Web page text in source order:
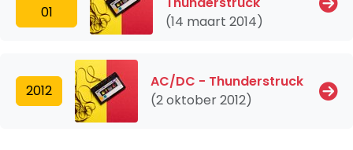
01
(14 maart 2014)
2012
AC/DC - Thunderstruck
(2 oktober 2012)